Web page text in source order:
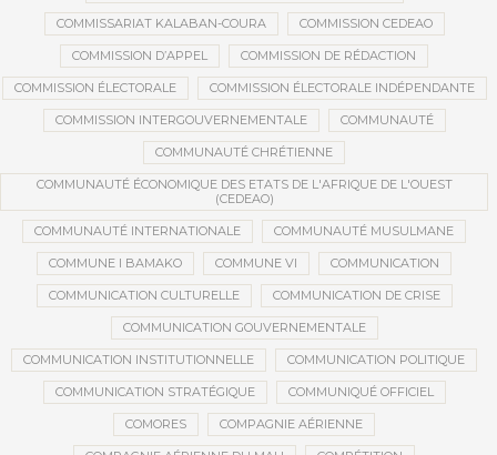
COMMISSARIAT KALABAN-COURA COMMISSION CEDEAO
COMMISSION D’APPEL COMMISSION DE RÉDACTION
COMMISSION ÉLECTORALE COMMISSION ÉLECTORALE INDÉPENDANTE
COMMISSION INTERGOUVERNEMENTALE COMMUNAUTÉ
COMMUNAUTÉ CHRÉTIENNE
COMMUNAUTÉ ÉCONOMIQUE DES ETATS DE L'AFRIQUE DE L'OUEST
(CEDEAO)
COMMUNAUTÉ INTERNATIONALE COMMUNAUTÉ MUSULMANE
COMMUNE I BAMAKO COMMUNE VI COMMUNICATION
COMMUNICATION CULTURELLE COMMUNICATION DE CRISE
COMMUNICATION GOUVERNEMENTALE
COMMUNICATION INSTITUTIONNELLE COMMUNICATION POLITIQUE
COMMUNICATION STRATÉGIQUE COMMUNIQUÉ OFFICIEL
COMORES COMPAGNIE AÉRIENNE